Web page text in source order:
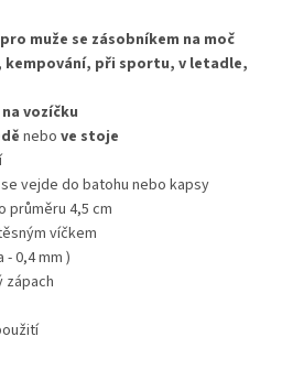
muže se zásobníkem na moč
kempování, při sportu, v letadle,
vozíčku
nebo ve stoje
vejde do batohu nebo kapsy
průměru 4,5 cm
víčkem
0,4 mm )
zápach